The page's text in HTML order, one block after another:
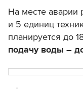
На месте аварии
и 5 единиц
планируется до
подачу воды –